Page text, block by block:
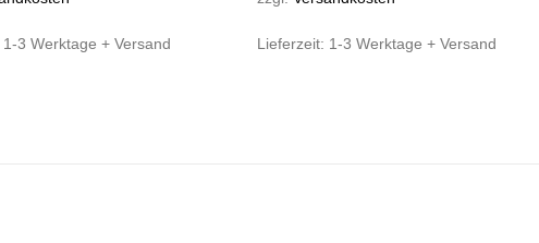
1-3 Werktage + Versand Lieferzeit: 1-3 Werktage + Versand